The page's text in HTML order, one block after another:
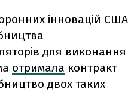
інновацій США
для виконання
отримала контракт
двох таких